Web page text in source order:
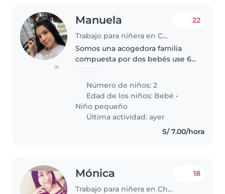
(1)
Manuela
Trabajo para niñera en Chiclayo
22
Somos una acogedora familia
compuesta por dos bebés use 6
papá y nuestro cariñoso perrito.
Número de niños: 2
Edad de los niños: Bebé •
Niño pequeño
Última actividad: ayer
S/ 7.00/hora
Mónica
Trabajo para niñera en Chiclayo
18